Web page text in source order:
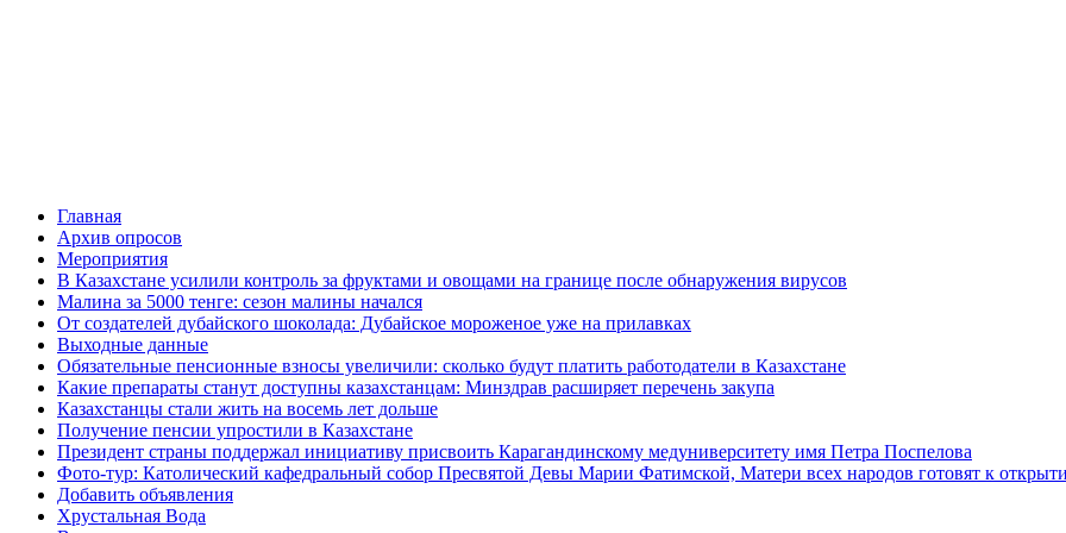
Главная
Архив опросов
Мероприятия
В Казахстане усилили контроль за фруктами и овощами на границе после обнаружения вирусов
Малина за 5000 тенге: сезон малины начался
От создателей дубайского шоколада: Дубайское мороженое уже на прилавках
Выходные данные
Обязательные пенсионные взносы увеличили: сколько будут платить работодатели в Казахстане
Какие препараты станут доступны казахстанцам: Минздрав расширяет перечень закупа
Казахстанцы стали жить на восемь лет дольше
Получение пенсии упростили в Казахстане
Президент страны поддержал инициативу присвоить Карагандинскому медуниверситету имя Петра Поспелова
Фото-тур: Католический кафедральный собор Пресвятой Девы Марии Фатимской, Матери всех народов готовят к
Добавить объявления
Хрустальная Вода